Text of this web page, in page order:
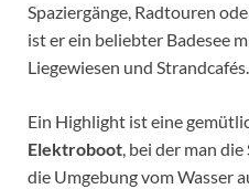
Spaziergänge, Radtouren
ist er ein beliebter Badesee
Liegewiesen und Strandcafés.
Ein Highlight ist eine
Elektroboot, bei der man
die Umgebung vom Wasser